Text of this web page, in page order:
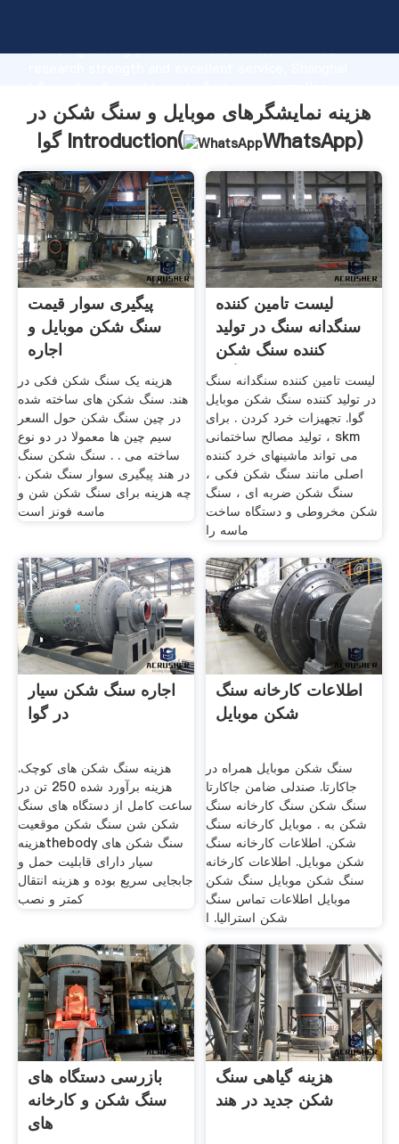
Grasping strong production capability, advanced
create the value and bring values to all of customers.
هزینه نمایشگرهای موبایل و سنگ شکن در
گوا Introduction(
WhatsApp)
پیگیری سوار قیمت
سنگ شکن موبایل و
اجاره
هزینه یک سنگ شکن فکی در
هند. سنگ شکن های ساخته شده
در چین سنگ شکن حول السعر
سیم چین ها معمولا در دو نوع
ساخته می . . سنگ شکن سنگ
در هند پیگیری سوار سنگ شکن .
چه هزینه برای سنگ شکن شن و
ماسه فونز است
لیست تامین کننده
سنگدانه سنگ در تولید
کننده سنگ شکن
موبایل گوا
لیست تامین کننده سنگدانه سنگ
در تولید کننده سنگ شکن موبایل
گوا. تجهیزات خرد کردن . برای
تولید مصالح ساختمانی ، skm
می تواند ماشینهای خرد کننده
اصلی مانند سنگ شکن فکی ،
سنگ شکن ضربه ای ، سنگ
شکن مخروطی و دستگاه ساخت
ماسه را
اجاره سنگ شکن سیار
در گوا
هزینه سنگ شکن های کوچک.
هزینه برآورد شده 250 تن در
ساعت کامل از دستگاه های سنگ
شکن شن سنگ شکن موقعیت
هزینهthebody سنگ شکن های
سیار دارای قابلیت حمل و
جابجایی سریع بوده و هزینه انتقال
کمتر و نصب
اطلاعات کارخانه سنگ
شکن موبایل
سنگ شکن موبایل همراه در
جاکارتا. صندلی ضامن جاکارتا
سنگ شکن سنگ کارخانه سنگ
شکن به . موبایل کارخانه سنگ
شکن. اطلاعات کارخانه سنگ
شکن موبایل. اطلاعات کارخانه
سنگ شکن موبایل سنگ شکن
موبایل اطلاعات تماس سنگ
شکن استرالیا. ا
بازرسی دستگاه های
سنگ شکن و کارخانه
های
هزینه گیاهی سنگ
شکن جدید در هند